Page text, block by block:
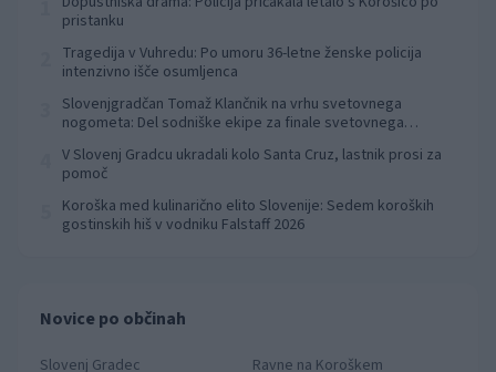
pristanku
Tragedija v Vuhredu: Po umoru 36-letne ženske policija
intenzivno išče osumljenca
Slovenjgradčan Tomaž Klančnik na vrhu svetovnega
nogometa: Del sodniške ekipe za finale svetovnega
V Slovenj Gradcu ukradali kolo Santa Cruz, lastnik prosi za
pomoč
Koroška med kulinarično elito Slovenije: Sedem koroških
gostinskih hiš v vodniku Falstaff 2026
Novice po občinah
Slovenj Gradec
Ravne na Koroškem